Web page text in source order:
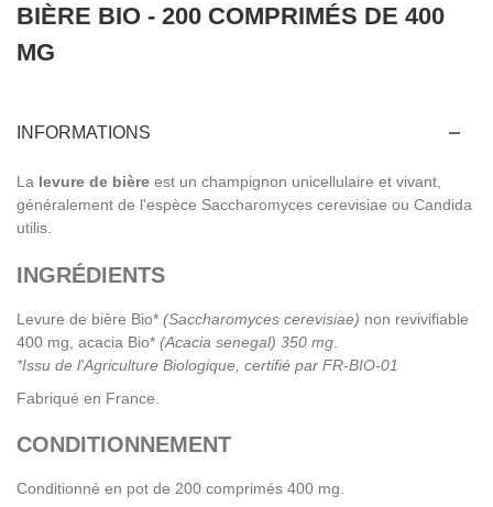
BIÈRE BIO - 200 COMPRIMÉS DE 400
MG
INFORMATIONS
La levure de bière est un champignon unicellulaire et vivant,
généralement de l'espèce Saccharomyces cerevisiae ou Candida
utilis.
INGRÉDIENTS
Levure de bière Bio* (Saccharomyces cerevisiae) non revivifiable
400 mg, acacia Bio* (Acacia senegal) 350 mg
*Issu de l'Agriculture Biologique, certifié par FR-BIO-01
Fabriqué en France.
CONDITIONNEMENT
Conditionné en pot de 200 comprimés 400 mg.